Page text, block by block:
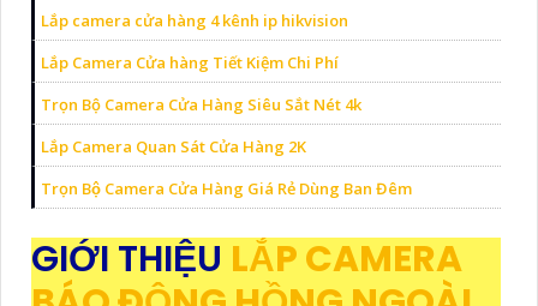
Lắp camera cửa hàng 4 kênh ip hikvision
Lắp Camera Cửa hàng Tiết Kiệm Chi Phí
Trọn Bộ Camera Cửa Hàng Siêu Sắt Nét 4k
Lắp Camera Quan Sát Cửa Hàng 2K
Trọn Bộ Camera Cửa Hàng Giá Rẻ Dùng Ban Đêm
GIỚI THIỆU LẮP CAMERA